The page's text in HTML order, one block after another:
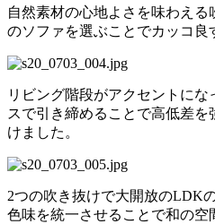
自然素材の心地よさを味わえ
のソファを選ぶことでカッコ良
リビング階段がアクセントに
スで引き締めることで高低差
けました。
2つの吹き抜けで大開放のLDK
色味を統一させることで和の空